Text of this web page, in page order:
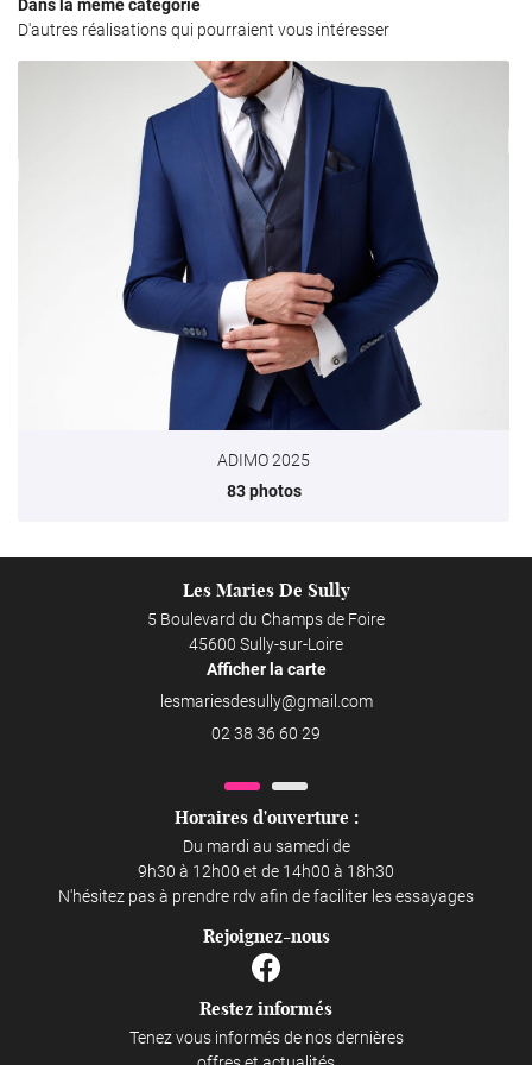
Dans la même catégorie
D'autres réalisations qui pourraient vous intéresser
ADIMO 2025
83 photos
Les Maries De Sully
5 Boulevard du Champs de Foire
45600 Sully-sur-Loire
Afficher la carte
02 38 36 60 29
Horaires d'ouverture :
Du mardi au samedi de
9h30 à 12h00 et de 14h00 à 18h30
N'hésitez pas à prendre rdv afin de faciliter les essayages
Rejoignez-nous
Restez informés
Tenez vous informés de nos dernières